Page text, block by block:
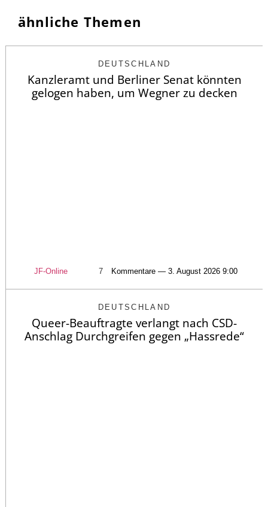
ähnliche Themen
DEUTSCHLAND
Kanzleramt und Berliner Senat könnten
gelogen haben, um Wegner zu decken
JF-Online 7 Kommentare — 3. August 2026 9:00
DEUTSCHLAND
Queer-Beauftragte verlangt nach CSD-
Anschlag Durchgreifen gegen „Hassrede“